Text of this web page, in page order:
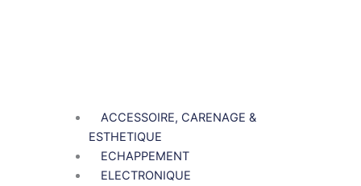
ACCESSOIRE, CARENAGE &
ESTHETIQUE
ECHAPPEMENT
ELECTRONIQUE